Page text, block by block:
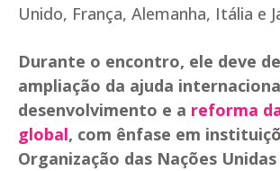
Unido, França, Alemanha, Itália e
Durante o encontro, ele deve
ampliação da ajuda
desenvolvimento e a reforma
global, com ênfase em
Organização das Nações Unidas